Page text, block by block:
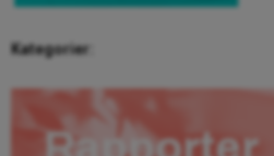
Kategorier: